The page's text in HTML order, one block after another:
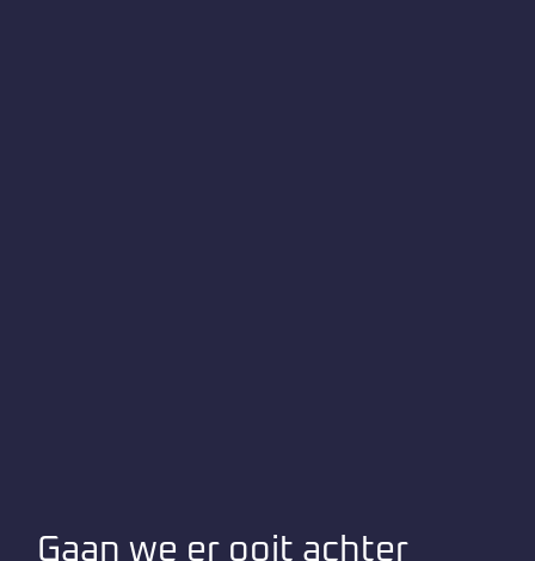
Gaan we er ooit achter